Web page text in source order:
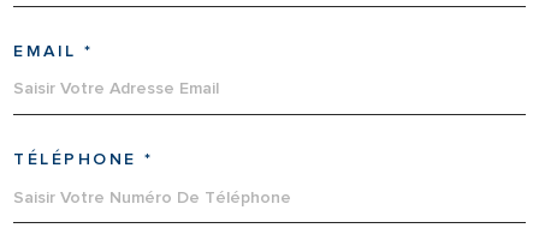
EMAIL *
TÉLÉPHONE *